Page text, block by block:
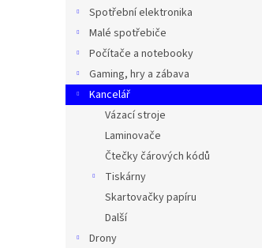
Spotřební elektronika
Malé spotřebiče
Počítače a notebooky
Gaming, hry a zábava
Kancelář
Vázací stroje
Laminovače
Čtečky čárových kódů
Tiskárny
Skartovačky papíru
Další
Drony